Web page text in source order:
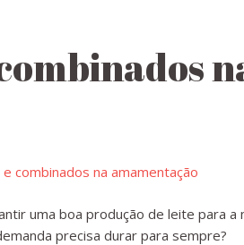
uma boa produção de leite para
precisa durar para sempre?